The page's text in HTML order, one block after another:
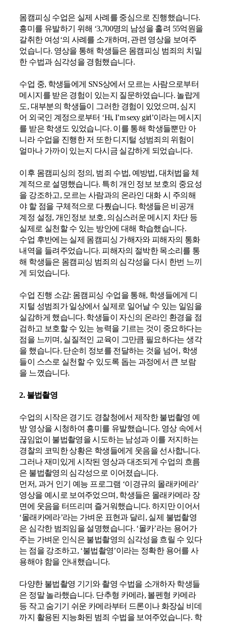
몸캠피싱 수업은 실제 사례를 중심으로 진행했습니다.
흥미를 유발하기 위해 ‘3,700명의 남성을 홀려 55억원을
갈취한 여성‘의 사례를 소개하며 , 관련 영상을 보여주
었습니다. 영상을 통해 학생들은 몸캠피싱 범죄의 치밀
한 수법과 심각성을 경험했습니다.
수업 중, 학생들에게 SNS상에서 모르는 사람으로부터
메시지를 받은 경험이 있는지 질문하였습니다. 놀랍게
도, 대부분의 학생들이 그러한 경험이 있었으며 , 심지
어 외국인 계정으로부터 ‘Hi, I’m sexy girl’이라는 메시지
를 받은 학생도 있었습니다. 이를 통해 학생들뿐만 아
니라 수업을 진행한 저 또한 디지털 성범죄의 위험이
얼마나 가까이 있는지 다시금 실감하게 되었습니다.
이후 몸캠피싱의 정의 , 범죄 수법, 예방법, 대처법을 체
계적으로 설명했습니다. 특히 개인 정보 보호의 중요성
을 강조하고, 모르는 사람과의 온라인 대화 시 주의해
야 할 점을 구체적으로 다뤘습니다. 학생들은 비공개
계정 설정,개인정보 보호, 의심스러운 메시지 차단 등
실제로 실천할 수 있는 방안에 대해 학습했습니다.
수업 후반에는 실제 몸캠피싱 가해자와 피해자의 통화
내역을 들려주었습니다. 피해자의 절박한 목소리를 통
해 학생들은 몸캠피싱 범죄의 심각성을 다시 한번 느끼
게 되었습니다.
수업 진행 소감: 몸캠피싱 수업을 통해, 학생들에게 디
지털 성범죄가 일상에서 실제로 일어날 수 있는 일임을
실감하게 했습니다. 학생들이 자신의 온라인 환경을 점
검하고 보호할 수 있는 능력을 기르는 것이 중요하다는
점을 느끼며 , 실질적인 교육이 그만큼 필요하다는 생각
을 했습니다. 단순히 정보를 전달하는 것을 넘어 , 학생
들이 스스로 실천할 수 있도록 돕는 과정에서 큰 보람
을 느꼈습니다.
2. 불법촬영
수업의 시작은 경기도 경찰청에서 제작한 불법촬영 예
방 영상을 시청하여 흥미를 유발했습니다. 영상 속에서
끊임없이 불법촬영을 시도하는 남성과 이를 저지하는
경찰의 코믹한 상황은 학생들에게 웃음을 선사합니다.
그러나 재미있게 시작된 영상과 대조되게 수업의 흐름
은 불법촬영의 심각성으로 이어졌습니다.
먼저, 과거 인기 예능 프로그램 ‘이경규의 몰래카메라’
영상을 예시로 보여주었으며 , 학생들은 몰래카메라 장
면에 웃음을 터뜨리며 즐거워했습니다.하지만 이어서
‘몰래카메라’라는 가벼운 표현과 달리 , 실제 불법촬영
은 심각한 범죄임을 설명했습니다. ‘몰카’라는 용어가
주는 가벼운 인식은 불법촬영의 심각성을 흐릴 수 있다
는 점을 강조하고, ‘불법촬영’이라는 정확한 용어를 사
용해야 함을 안내했습니다.
다양한 불법촬영 기기와 촬영 수법을 소개하자 학생들
은 정말 놀라했습니다. 단추형 카메라, 볼펜형 카메라
등 작고 숨기기 쉬운 카메라부터 드론이나 화장실 비데
까지 활용된 지능화된 범죄 수법을 보여주었습니다. 학